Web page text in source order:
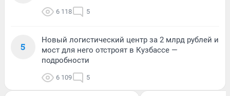
6 118 5
5
Новый логистический центр за 2 млрд рублей и
мост для него отстроят в Кузбассе —
подробности
6 109 5